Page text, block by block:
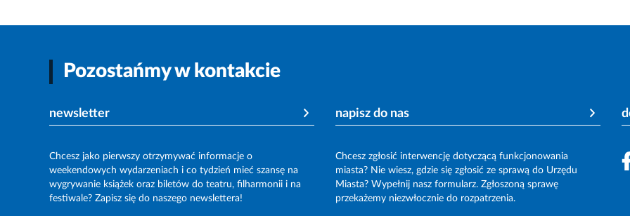
Pozostańmy w kontakcie
newsletter
Chcesz jako pierwszy otrzymywać informacje o
weekendowych wydarzeniach i co tydzień mieć szansę na
wygrywanie książek oraz biletów do teatru, filharmonii i na
festiwale? Zapisz się do naszego newslettera!
napisz do nas
Chcesz zgłosić interwencję dotyczącą funkcjonowania
miasta? Nie wiesz, gdzie się zgłosić ze sprawą do Urzędu
Miasta? Wypełnij nasz formularz. Zgłoszoną sprawę
przekażemy niezwłocznie do rozpatrzenia.